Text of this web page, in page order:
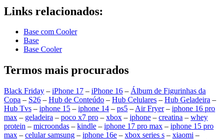
Links relacionados:
Base com Cooler
Base
Base Cooler
Termos mais procurados
Black Friday – iPhone 17 – iPhone 16 – Álbum de Figurinhas da
Copa – S26 – Hub de Conteúdo – Hub Celulares – Hub Geladeira –
Hub Tvs – iphone 15 – iphone 14 – ps5 – Air Fryer– iphone 16 pro
max – geladeira – poco x7 pro – xbox – iphone – creatina – whey
protein – microondas – kindle – iphone 17 pro max – iphone 15 pro
max – celular samsung – iphone 16e – xbox series s – xiaomi –